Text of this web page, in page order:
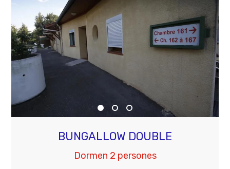
BUNGALLOW DOUBLE
Dormen 2 persones